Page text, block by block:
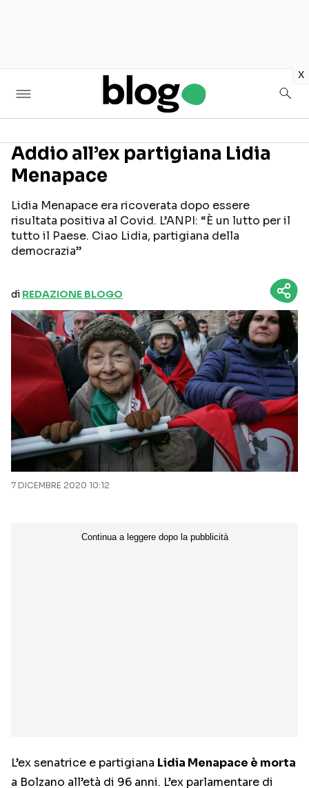
x
Seguici sui social
Addio all’ex partigiana Lidia
Menapace
Lidia Menapace era ricoverata dopo essere
risultata positiva al Covid. L’ANPI: “È un lutto per il
tutto il Paese. Ciao Lidia, partigiana della
democrazia”
di REDAZIONE BLOGO
7 DICEMBRE 2020 10:12
L’ex senatrice e partigiana Lidia Menapace è morta
a Bolzano all’età di 96 anni. L’ex parlamentare di